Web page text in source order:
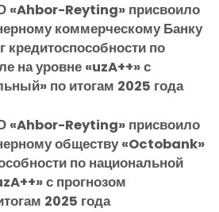
«Ahbor-Reyting» присвоило
коммерческому Банку
кредитоспособности по
на уровне «uzA++» с
по итогам 2025 года
«Ahbor-Reyting» присвоило
обществу «Octobank»
по национальной
с прогнозом
2025 года